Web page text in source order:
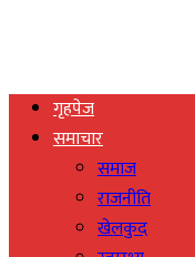
गृहपेज
समाचार
समाज
राजनीति
खेलकुद